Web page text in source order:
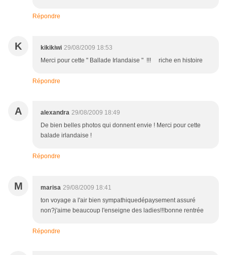
Répondre
K kikikiwi 29/08/2009 18:53
Merci pour cette " Ballade Irlandaise " !!! riche en histoire
Répondre
A alexandra 29/08/2009 18:49
De bien belles photos qui donnent envie ! Merci pour cette
balade irlandaise !
Répondre
M marisa 29/08/2009 18:41
ton voyage a l'air bien sympathiquedépaysement assuré
non?j'aime beaucoup l'enseigne des ladies!!!bonne rentrée
Répondre